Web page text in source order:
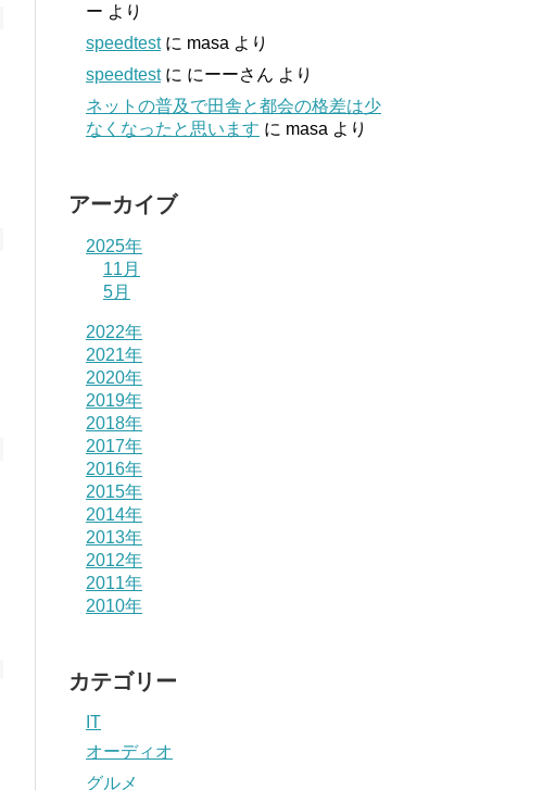
ー より
speedtestに masa より
speedtestに にーーさん より
ネットの普及で田舎と都会の格差は少
なくなったと思います に masa より
アーカイブ
2025年
11月
5月
2022年
2021年
2020年
2019年
2018年
2017年
2016年
2015年
2014年
2013年
2012年
2011年
2010年
カテゴリー
IT
オーディオ
グルメ